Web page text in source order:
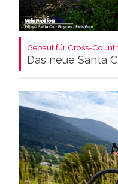
Gebaut für Cross-
Das neue Santa